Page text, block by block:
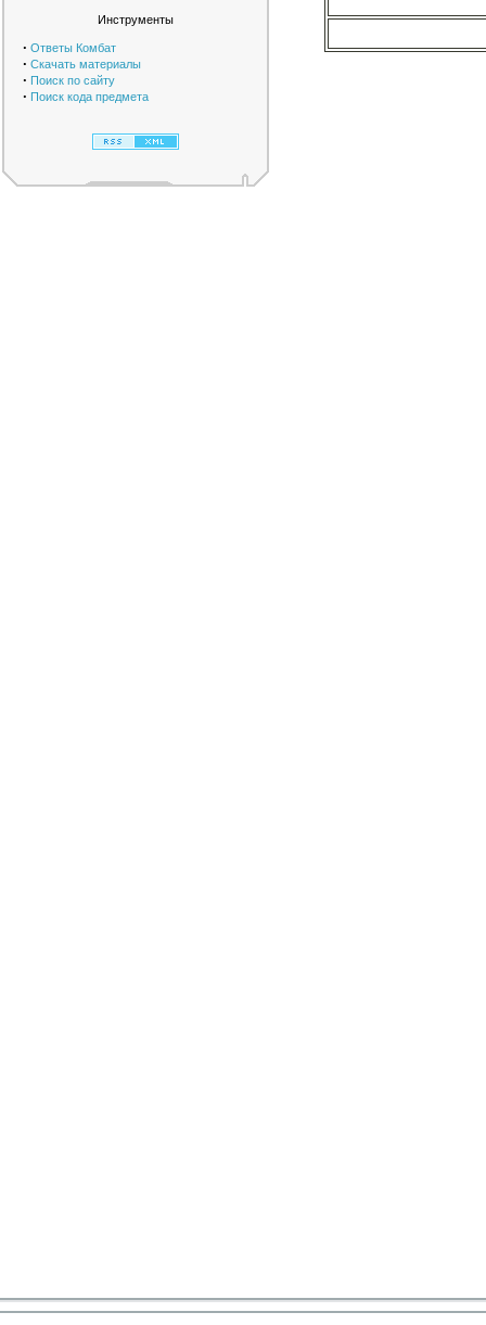
Инструменты
· Ответы Комбат
· Скачать материалы
· Поиск по сайту
· Поиск кода предмета